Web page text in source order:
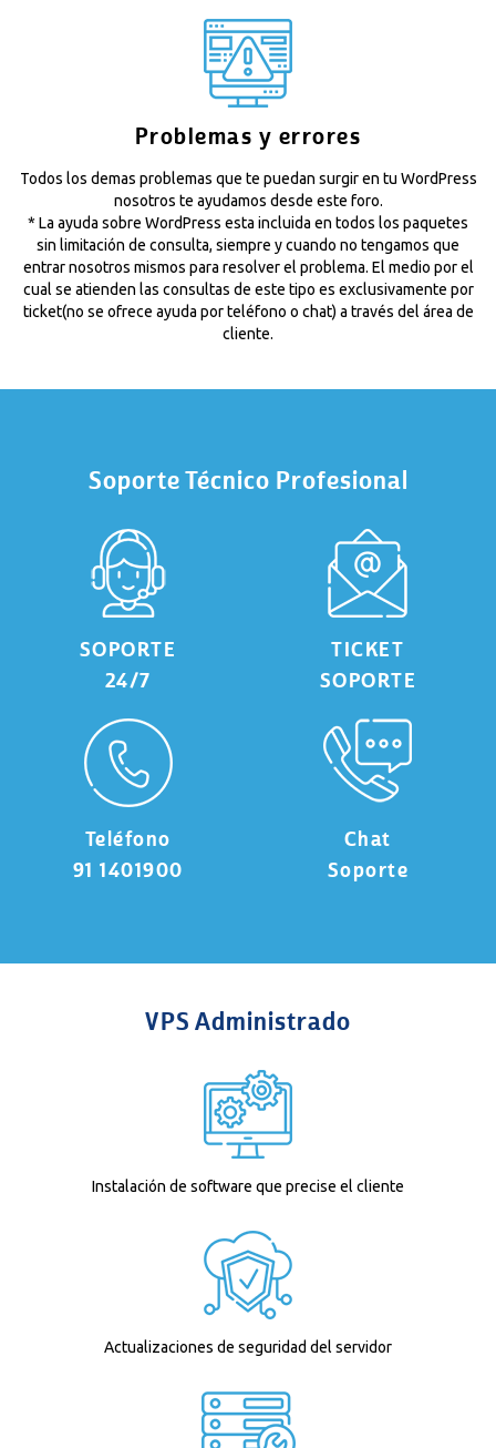
Problemas y errores
Todos los demas problemas que te puedan surgir en tu WordPress
nosotros te ayudamos desde este foro.
* La ayuda sobre WordPress esta incluida en todos los paquetes
sin limitación de consulta, siempre y cuando no tengamos que
entrar nosotros mismos para resolver el problema. El medio por el
cual se atienden las consultas de este tipo es exclusivamente por
ticket(no se ofrece ayuda por teléfono o chat) a través del área de
cliente.
Soporte Técnico Profesional
SOPORTE
24/7
TICKET
SOPORTE
Teléfono
91 1401900
Chat
Soporte
VPS Administrado
Instalación de software que precise el cliente
Actualizaciones de seguridad del servidor